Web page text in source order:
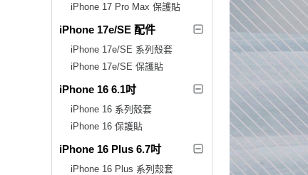
iPhone 17 Pro Max 保護貼
iPhone 17e/SE 配件
iPhone 17e/SE 系列殼套
iPhone 17e/SE 保護貼
iPhone 16 6.1吋
iPhone 16 系列殼套
iPhone 16 保護貼
iPhone 16 Plus 6.7吋
iPhone 16 Plus 系列殼套